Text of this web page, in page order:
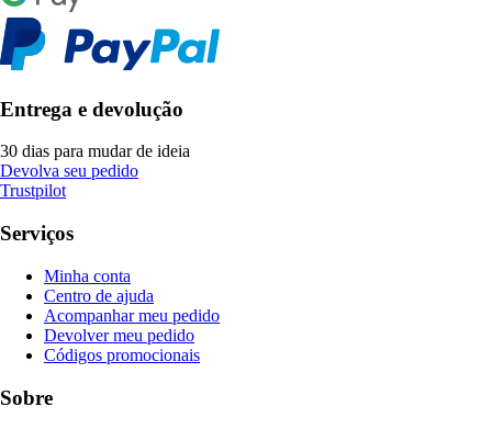
Entrega e devolução
30 dias para mudar de ideia
Devolva seu pedido
Trustpilot
Serviços
Minha conta
Centro de ajuda
Acompanhar meu pedido
Devolver meu pedido
Códigos promocionais
Sobre